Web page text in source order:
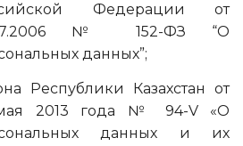
Федерации от
№ 152-ФЗ “О
данных”;
Республики Казахстан от
2013 года № 94-V «О
данных и их